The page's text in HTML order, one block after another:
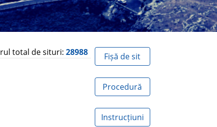
total de situri: 28988 Fișă de sit
Procedură
Instrucțiuni